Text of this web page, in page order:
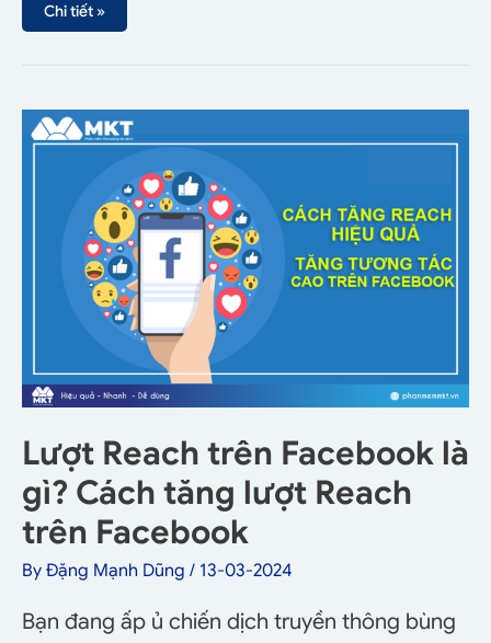
Chi tiết »
Lượt Reach trên Facebook là
gì? Cách tăng lượt Reach
trên Facebook
By Đặng Mạnh Dũng / 13-03-2024
Bạn đang ấp ủ chiến dịch truyền thông bùng